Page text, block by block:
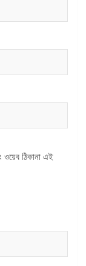
ওয়েব ঠিকানা এই